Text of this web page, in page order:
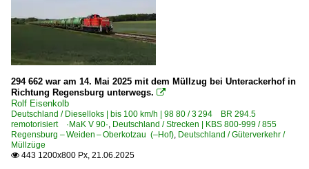
294 662 war am 14. Mai 2025 mit dem Müllzug bei Unterackerhof in
Richtung Regensburg unterwegs. 
Rolf Eisenkolb
Deutschland / Dieselloks | bis 100 km/h | 98 80 / 3 294 BR 294.5
remotorisiert ·MaK V 90·, Deutschland / Strecken | KBS 800-999 / 855
Regensburg – Weiden – Oberkotzau (–Hof), Deutschland / Güterverkehr /
Müllzüge
 443 1200x800 Px, 21.06.2025